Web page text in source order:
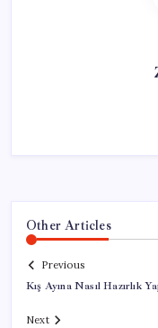
Other Articles
Previous
Kış Ayına Nasıl Hazırlık
Next